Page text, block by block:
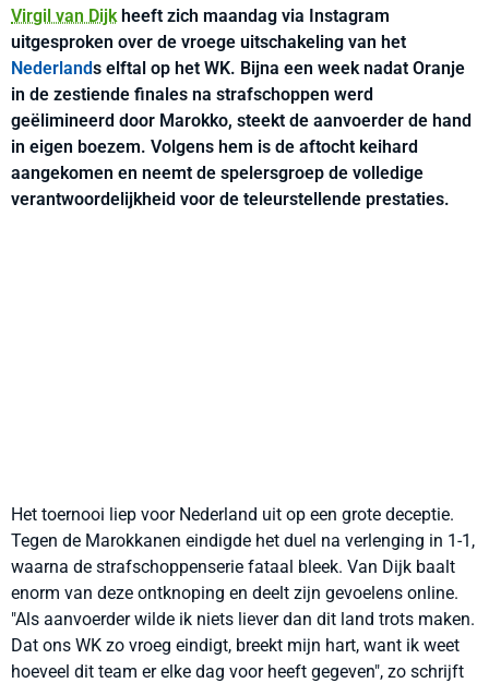
Virgil van Dijkheeft zich maandag via Instagram
uitgesproken over de vroege uitschakeling van het
Nederlands elftal op het WK. Bijna een week nadat Oranje
in de zestiende finales na strafschoppen werd
geëlimineerd door Marokko, steekt de aanvoerder de hand
in eigen boezem. Volgens hem is de aftocht keihard
aangekomen en neemt de spelersgroep de volledige
verantwoordelijkheid voor de teleurstellende prestaties.
Het toernooi liep voor Nederland uit op een grote deceptie.
Tegen de Marokkanen eindigde het duel na verlenging in 1-1,
waarna de strafschoppenserie fataal bleek. Van Dijk baalt
enorm van deze ontknoping en deelt zijn gevoelens online.
"Als aanvoerder wilde ik niets liever dan dit land trots maken.
Dat ons WK zo vroeg eindigt, breekt mijn hart, want ik weet
hoeveel dit team er elke dag voor heeft gegeven", zo schrijft